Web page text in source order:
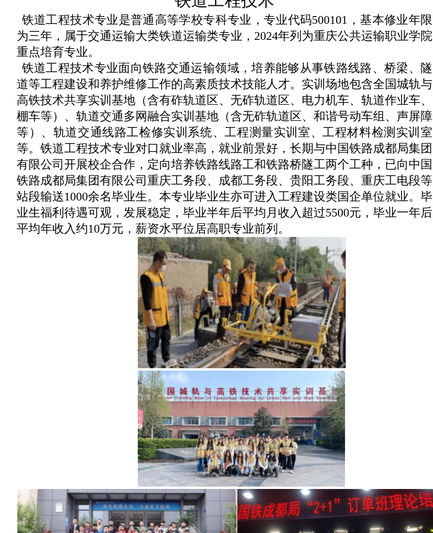
铁道工程技术专业是普通高等学校专科专业，专业代码500101 ，基本修业年限
为三年，属于交通运输大类铁道运输类专业， 2024年列为重庆公共运输职业学院
重点培育专业。
铁道工程技术专业面向铁路交通运输领域，培养能够从事铁路线路、桥梁、隧
道等工程建设和养护维修工作的高素质技术技能人才。实训场地包含全国城轨与
高铁技术共享实训基地（含有砟轨道区、无砟轨道区、电力机车、轨道作业车、
棚车等）、轨道交通多网融合实训基地（含无砟轨道区、和谐号动车组、声屏障
等）、轨道交通线路工检修实训系统、工程测量实训室、工程材料检测实训室
等。铁道工程技术专业对口就业率高，就业前景好，长期与中国铁路成都局集团
有限公司开展校企合作，定向培养铁路线路工和铁路桥隧工两个工种，已向中国
铁路成都局集团有限公司重庆工务段、成都工务段、贵阳工务段、重庆工电段等
站段输送1000余名毕业生。本专业毕业生亦可进入工程建设类国企单位就业。毕
业生福利待遇可观，发展稳定，毕业半年后平均月收入超过5500元，毕业一年后
平均年收入约10万元，薪资水平位居高职专业前列。